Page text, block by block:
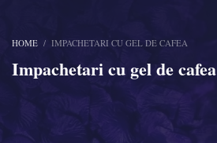
HOME IMPACHETARI CU GEL DE CAFEA
Impachetari cu gel de cafea